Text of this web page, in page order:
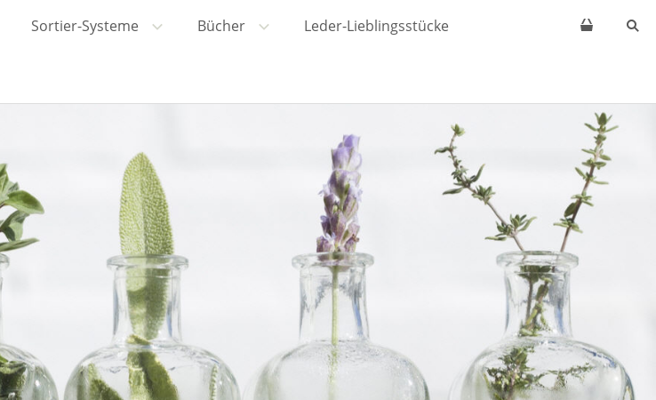
Sortier-Systeme Bücher Leder-Lieblingsstücke